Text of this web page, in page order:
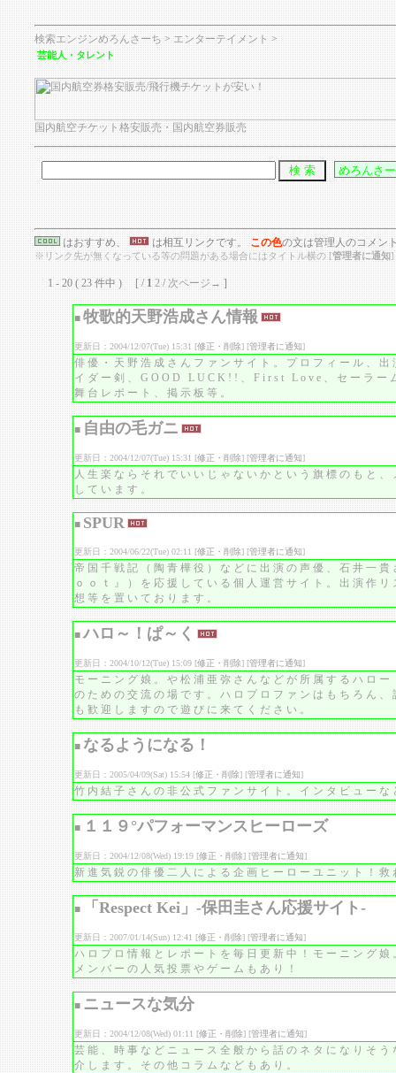
検索エンジンめろんさーち>エンターテイメント>
芸能人・タレント
国内航空チケット格安販売・国内航空券販売
はおすすめ、 は相互リンクです。この色の文は管理人のコメン
※リンク先が無くなっている等の問題がある場合にはタイトル横の [管理者に通知]
1 - 20 ( 23 件中 ) [ /1 2/次ページ→]
■ 牧歌的天野浩成さん情報
更新日：2004/12/07(Tue) 15:31 [修正・削除] [管理者に通知]
俳優・天野浩成さんファンサイト。プロフィール、
イダー剣、GOOD LUCK!!、First Love、セーラー
舞台レポート、掲示板等。
■ 自由の毛ガニ
更新日：2004/12/07(Tue) 15:31 [修正・削除] [管理者に通知]
人生楽ならそれでいいじゃないかという旗標のもと
しています。
■ SPUR
更新日：2004/06/22(Tue) 02:11 [修正・削除] [管理者に通知]
帝国千戦記（陶青樺役）などに出演の声優、石井一
ｏｏｔ』）を応援している個人運営サイト。出演作
想等を置いております。
■ ハロ～！ぱ～く
更新日：2004/10/12(Tue) 15:09 [修正・削除] [管理者に通知]
モーニング娘。や松浦亜弥さんなどが所属するハロ
のための交流の場です。ハロプロファンはもちろん
も歓迎しますので遊びに来てください。
■ なるようになる！
更新日：2005/04/09(Sat) 15:54 [修正・削除] [管理者に通知]
竹内結子さんの非公式ファンサイト。インタビュー
■ １１９°パフォーマンスヒーローズ
更新日：2004/12/08(Wed) 19:19 [修正・削除] [管理者に通知]
新進気鋭の俳優二人による企画ヒーローユニット！
■ 「Respect Kei」-保田圭さん応援サイト-
更新日：2007/01/14(Sun) 12:41 [修正・削除] [管理者に通知]
ハロプロ情報とレポートを毎日更新中！モーニング
メンバーの人気投票やゲームもあり！
■ ニュースな気分
更新日：2004/12/08(Wed) 01:11 [修正・削除] [管理者に通知]
芸能、時事などニュース全般から話のネタになりそ
介します。その他コラムなどもあり。